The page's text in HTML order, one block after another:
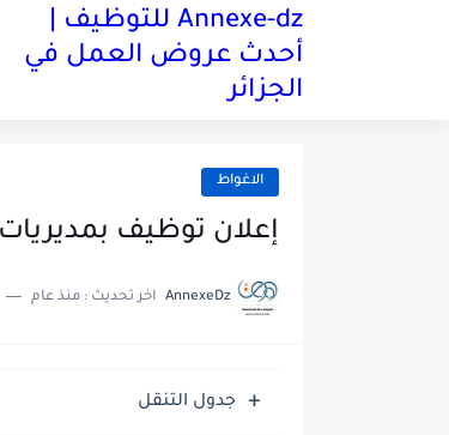
Annexe-dz للتوظيف |
أحدث عروض العمل في
الجزائر
الاغواط
إعلان توظيف بمديريات
AnnexeDz اخر تحديث : منذ عام
جدول التنقل